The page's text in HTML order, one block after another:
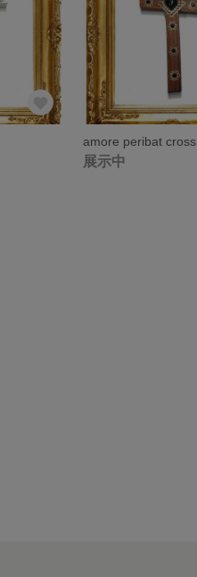
amore peribat cross
展示中